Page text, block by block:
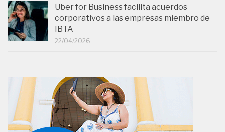
Uber for Business facilita acuerdos
corporativos a las empresas miembro de
IBTA
22/04/2026